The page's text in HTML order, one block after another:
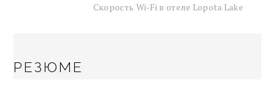
Скорость Wi-Fi в отеле Lopota Lake
РЕЗЮМЕ